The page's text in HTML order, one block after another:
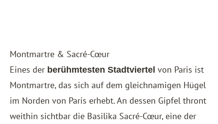
Montmartre & Sacré-Cœur
Eines der berühmtesten Stadtviertel von Paris ist
Montmartre, das sich auf dem gleichnamigen Hügel
im Norden von Paris erhebt. An dessen Gipfel thront
weithin sichtbar die Basilika Sacré-Cœur, eine der